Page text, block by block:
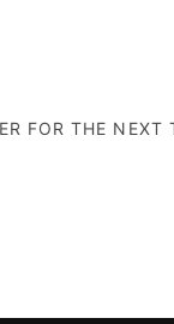
FOR THE NEXT